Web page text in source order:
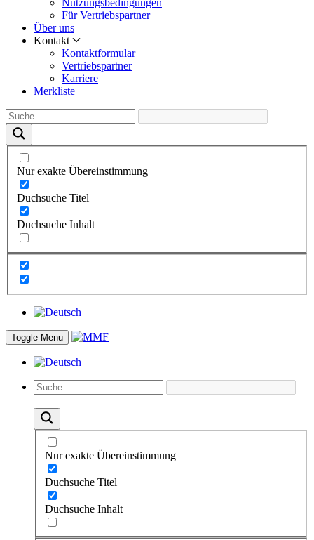
Nutzungs­bedingungen
Für Vertriebs­partner
Über uns
Kontakt
Kontaktformular
Vertriebs­partner
Karriere
Merkliste
Nur exakte Übereinstimmung
Duchsuche Titel
Duchsuche Inhalt
Toggle Menu
Nur exakte Übereinstimmung
Duchsuche Titel
Duchsuche Inhalt